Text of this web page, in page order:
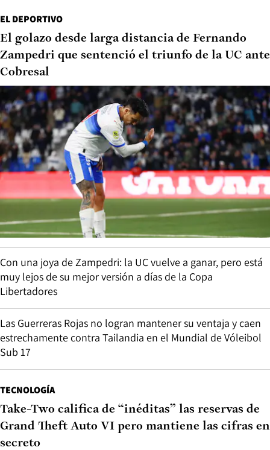
EL DEPORTIVO
El golazo desde larga distancia de Fernando
Zampedri que sentenció el triunfo de la UC ante
Cobresal
Con una joya de Zampedri: la UC vuelve a ganar, pero está
muy lejos de su mejor versión a días de la Copa
Libertadores
Las Guerreras Rojas no logran mantener su ventaja y caen
estrechamente contra Tailandia en el Mundial de Vóleibol
Sub 17
TECNOLOGÍA
Take-Two califica de “inéditas” las reservas de
Grand Theft Auto VI pero mantiene las cifras en
secreto